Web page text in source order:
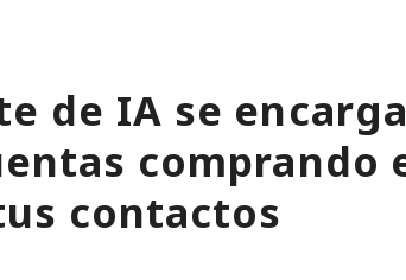
de IA se
comprando
contactos